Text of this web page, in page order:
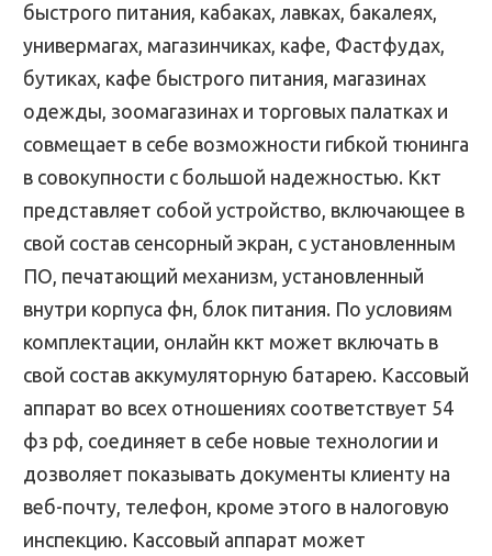
быстрого питания, кабаках, лавках, бакалеях,
универмагах, магазинчиках, кафе, Фастфудах,
бутиках, кафе быстрого питания, магазинах
одежды, зоомагазинах и торговых палатках и
совмещает в себе возможности гибкой тюнинга
в совокупности с большой надежностью. Ккт
представляет собой устройство, включающее в
свой состав сенсорный экран, с установленным
ПО, печатающий механизм, установленный
внутри корпуса фн, блок питания. По условиям
комплектации, онлайн ккт может включать в
свой состав аккумуляторную батарею. Кассовый
аппарат во всех отношениях соответствует 54
фз рф, соединяет в себе новые технологии и
дозволяет показывать документы клиенту на
веб-почту, телефон, кроме этого в налоговую
инспекцию. Кассовый аппарат может